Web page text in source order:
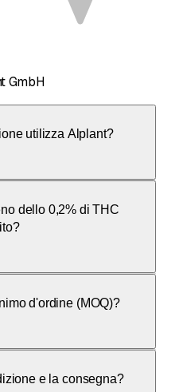
GmbH
utilizza Alplant?
viene utilizzato
dello 0,2% di THC
in uscita abbiano un
d'ordine (MOQ)?
di transazione è di
e la consegna?